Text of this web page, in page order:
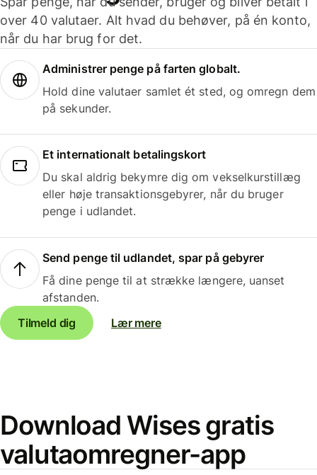
over 40 valutaer. Alt hvad du behøver, på én konto,
når du har brug for det.
Administrer penge på farten globalt.
Hold dine valutaer samlet ét sted, og omregn dem
på sekunder.
Et internationalt betalingskort
Du skal aldrig bekymre dig om vekselkurstillæg
eller høje transaktionsgebyrer, når du bruger
penge i udlandet.
Send penge til udlandet, spar på gebyrer
Få dine penge til at strække længere, uanset
afstanden.
Tilmeld dig
Lær mere
Download Wises gratis
valutaomregner-app